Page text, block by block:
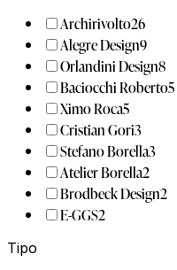
Archirivolto26
Alegre Design9
Orlandini Design8
Baciocchi Roberto5
Ximo Roca5
Cristian Gori3
Stefano Borella3
Atelier Borella2
Brodbeck Design2
E-GGS2
Tipo